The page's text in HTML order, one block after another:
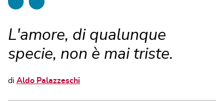
L'amore, di qualunque
specie, non è mai triste.
di Aldo Palazzeschi